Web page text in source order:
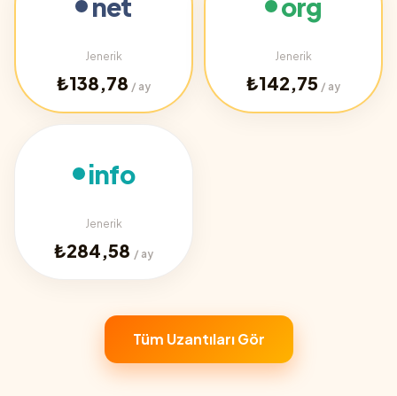
Jenerik
₺138,78 / ay
Jenerik
₺142,75 / ay
info
Jenerik
₺284,58 / ay
Tüm Uzantıları Gör